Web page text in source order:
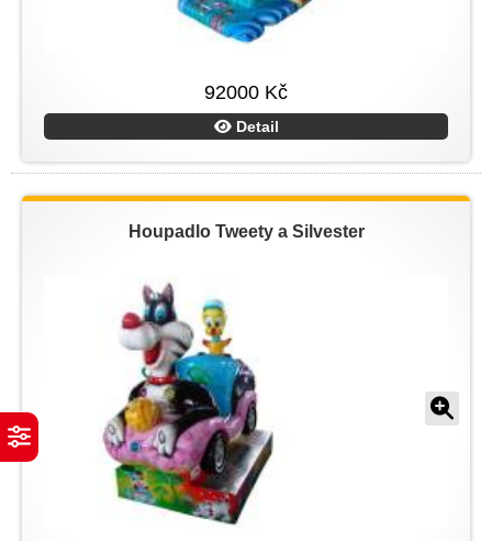
92000 Kč
Detail
Houpadlo Tweety a Silvester